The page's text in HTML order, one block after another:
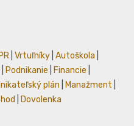
Vrtuľníky Autoškola
Podnikanie Financie
plán Manažment
Dovolenka